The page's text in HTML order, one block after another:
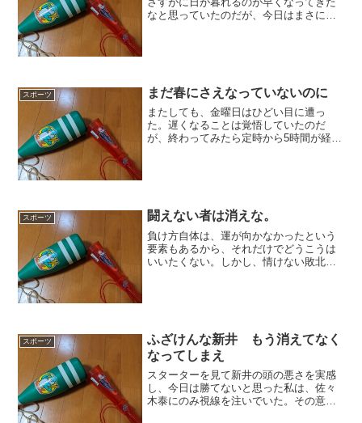
なと思っていたのだが、今日はまさに薄
スポーツ まだ春にさえなっていないのに
またしても、金曜日はひどい目に遭っ
た。遅くなることは覚悟していたのだ
が、終わってみたら定時から5時間が経過
スポーツ 闘えない者は消えな。
負け方自体は、運が向かなかったという
要素もあるから、それだけでどうこうは
いいたくない。しかし、情けない敗北
スポーツ
ふざけんな新井 もう消えてなく
なってしまえ
スターターを見て新井の頭の悪さを実感
し、今日は勝てないと思った私は、佐々
木泰にのみ視線を注いでいた。その意味